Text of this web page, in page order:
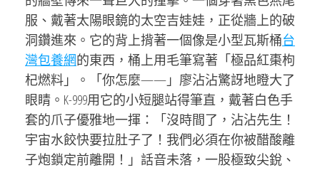
服、戴著太陽眼鏡的太空吉娃娃，正從牆上的破
洞鑽進來。它的背上揹著一個像是小型瓦斯桶台
灣包養網的東西，桶上用毛筆寫著「極品紅棗枸
杞燃料」。「你怎麼——」廖沾沾驚訝地瞪大了
眼睛。K-999用它的小短腿站得筆直，戴著白色手
套的爪子優雅地一揮：「沒時間了，沾沾先生！
宇宙水餃快要拉肚子了！我們必須在你被醋酸離
子炮鎖定前離開！」話音未落，一股極致尖銳、